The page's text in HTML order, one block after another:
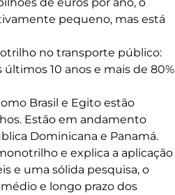
pequeno, mas está
no transporte público:
10 anos e mais de 80%
Brasil e Egito estão
Estão em andamento
Dominicana e Panamá.
e explica a aplicação
e uma sólida pesquisa, o
e longo prazo dos